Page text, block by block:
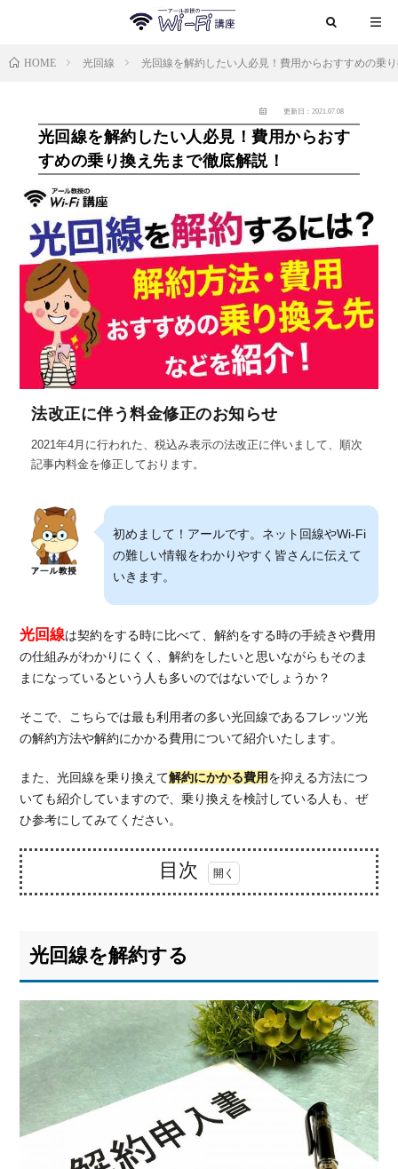
HOME 光回線 光回線を解約したい人必見！費用からおすすめの乗
更新日：2021.07.08
光回線を解約したい人必見！費用からおす
すめの乗り換え先まで徹底解説！
法改正に伴う料金修正のお知らせ
2021年4月に行われた、税込み表示の法改正に伴いまして、順次
記事内料金を修正しております。
初めまして！アールです。ネット回線やWi-Fi
の難しい情報をわかりやすく皆さんに伝えて
いきます。
光回線は契約をする時に比べて、解約をする時の手続きや費用
の仕組みがわかりにくく、解約をしたいと思いながらもそのま
まになっているという人も多いのではないでしょうか？
そこで、こちらでは最も利用者の多い光回線であるフレッツ光
の解約方法や解約にかかる費用について紹介いたします。
また、光回線を乗り換えて解約にかかる費用を抑える方法につ
いても紹介していますので、乗り換えを検討している人も、ぜ
ひ参考にしてみてください。
目次
線
を
解
す
る
フレ
ッツ
解約
光回線を解約する